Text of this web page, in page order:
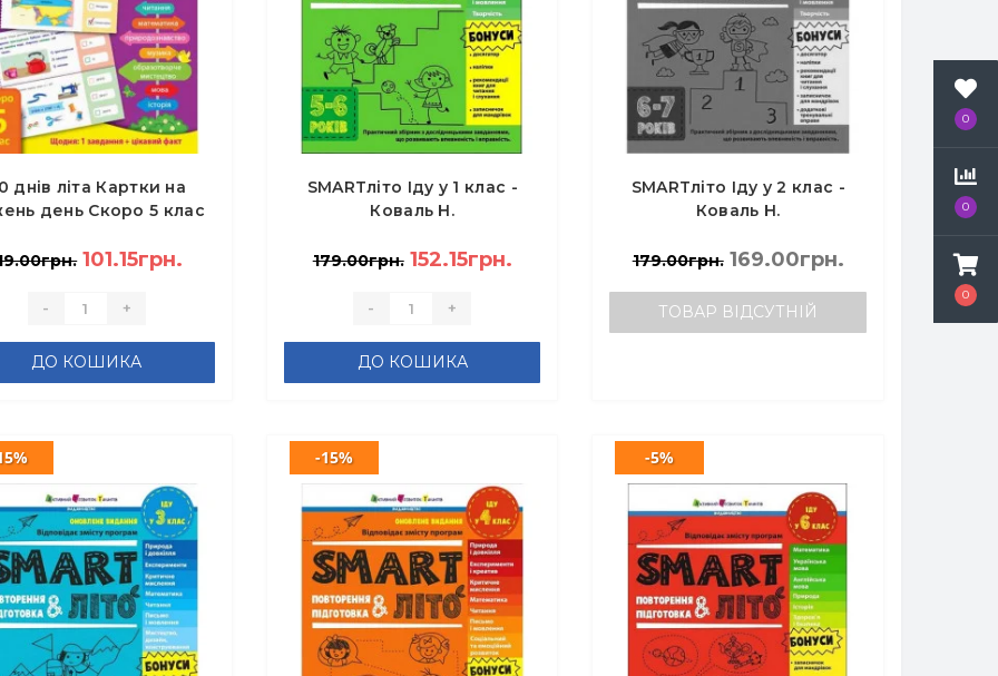
0
0
0
днів літа Картки на
день Скоро 5 клас
101.15грн.
- +
ДО КОШИКА
SMARTліто Іду у 1 клас -
Коваль Н.
179.00грн. 152.15грн.
- +
ДО КОШИКА
SMARTліто Іду у 2 клас -
Коваль Н.
179.00грн. 169.00грн.
ТОВАР ВІДСУТНІЙ
-15% -5%